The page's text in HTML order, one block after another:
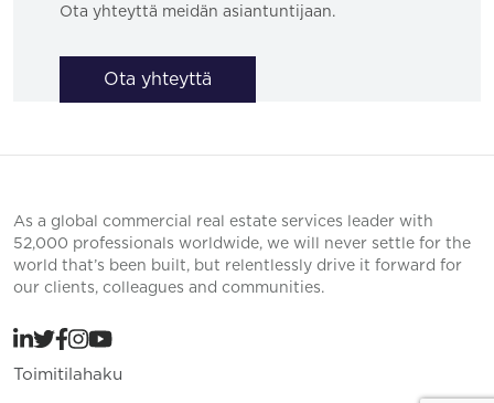
Ota yhteyttä meidän asiantuntijaan.
Ota yhteyttä
As a global commercial real estate services leader with
52,000 professionals worldwide, we will never settle for the
world that’s been built, but relentlessly drive it forward for
our clients, colleagues and communities.
Toimitilahaku